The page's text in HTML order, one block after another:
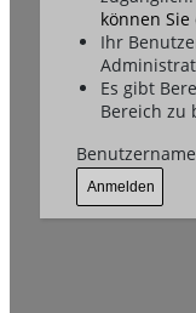
können
Ihr
Es gibt
Bereich zu